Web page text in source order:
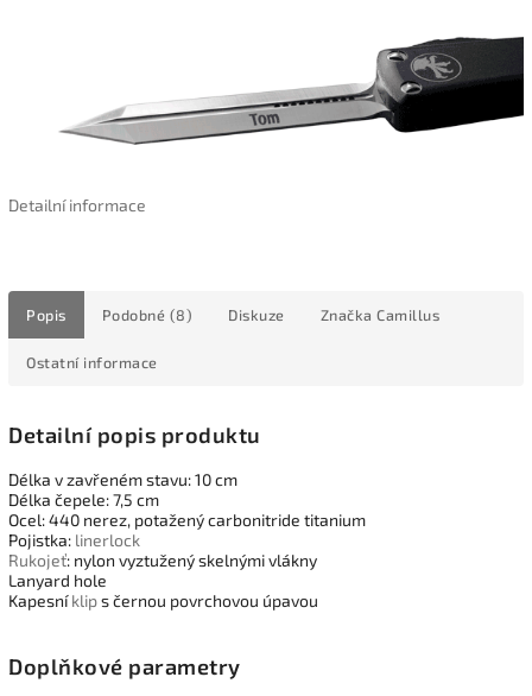
Detailní informace
Popis Podobné (8) Diskuze Značka Camillus
Ostatní informace
Detailní popis produktu
Délka v zavřeném stavu: 10 cm
Délka čepele: 7,5 cm
Ocel: 440 nerez, potažený carbonitride titanium
Pojistka: linerlock
Rukojeť: nylon vyztužený skelnými vlákny
Lanyard hole
Kapesníklips černou povrchovou úpavou
Doplňkové parametry